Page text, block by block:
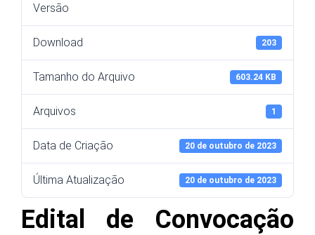
Versão
Download 203
Tamanho do Arquivo 603.24 KB
Arquivos 1
Data de Criação 20 de outubro de 2023
Última Atualização 20 de outubro de 2023
Edital de Convocação